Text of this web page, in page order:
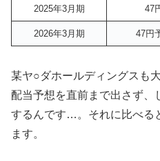
2025年3月期 47
2026年3月期 47円
某ヤ○ダホールディングスも
配当予想を直前まで出さず、
するんです…。それに比べる
ます。